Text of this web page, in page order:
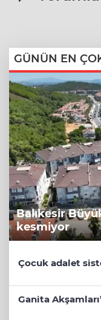
GÜNÜN EN
Balıkesir
kesmiyor
Çocuk adalet
Ganita